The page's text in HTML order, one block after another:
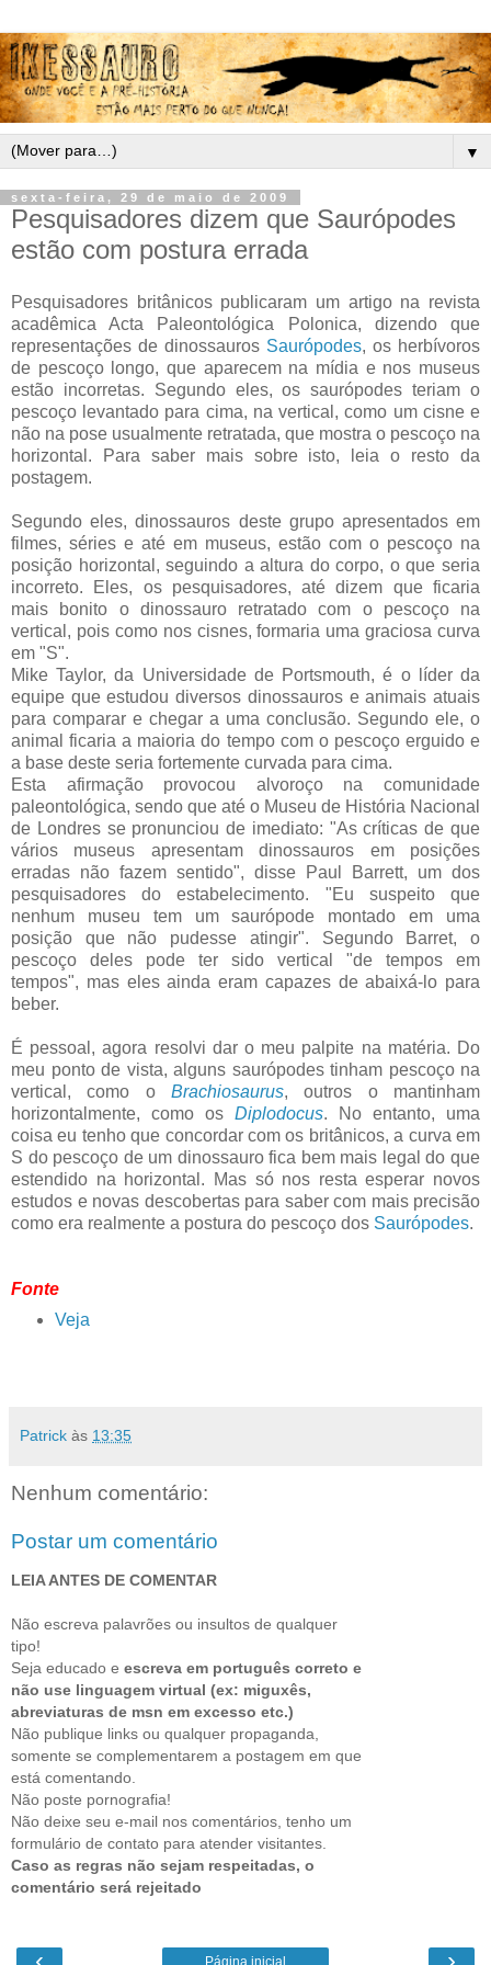
▼
sexta-feira, 29 de maio de 2009
Pesquisadores dizem que Saurópodes
estão com postura errada
Pesquisadores britânicos publicaram um artigo na revista
acadêmica Acta Paleontológica Polonica, dizendo que
representações de dinossauros Saurópodes, os herbívoros
de pescoço longo, que aparecem na mídia e nos museus
estão incorretas. Segundo eles, os saurópodes teriam o
pescoço levantado para cima, na vertical, como um cisne e
não na pose usualmente retratada, que mostra o pescoço na
horizontal. Para saber mais sobre isto, leia o resto da
postagem.
Segundo eles, dinossauros deste grupo apresentados em
filmes, séries e até em museus, estão com o pescoço na
posição horizontal, seguindo a altura do corpo, o que seria
incorreto. Eles, os pesquisadores, até dizem que ficaria
mais bonito o dinossauro retratado com o pescoço na
vertical, pois como nos cisnes, formaria uma graciosa curva
em "S".
Mike Taylor, da Universidade de Portsmouth, é o líder da
equipe que estudou diversos dinossauros e animais atuais
para comparar e chegar a uma conclusão. Segundo ele, o
animal ficaria a maioria do tempo com o pescoço erguido e
a base deste seria fortemente curvada para cima.
Esta afirmação provocou alvoroço na comunidade
paleontológica, sendo que até o Museu de História Nacional
de Londres se pronunciou de imediato: "As críticas de que
vários museus apresentam dinossauros em posições
erradas não fazem sentido", disse Paul Barrett, um dos
pesquisadores do estabelecimento. "Eu suspeito que
nenhum museu tem um saurópode montado em uma
posição que não pudesse atingir". Segundo Barret, o
pescoço deles pode ter sido vertical "de tempos em
tempos", mas eles ainda eram capazes de abaixá-lo para
beber.
É pessoal, agora resolvi dar o meu palpite na matéria. Do
meu ponto de vista, alguns saurópodes tinham pescoço na
vertical, como o Brachiosaurus, outros o mantinham
horizontalmente, como os Diplodocus. No entanto, uma
coisa eu tenho que concordar com os britânicos, a curva em
S do pescoço de um dinossauro fica bem mais legal do que
estendido na horizontal. Mas só nos resta esperar novos
estudos e novas descobertas para saber com mais precisão
como era realmente a postura do pescoço dos Saurópodes.
Fonte
Veja
Patrick às 13:35
Nenhum comentário:
Postar um comentário
LEIA ANTES DE COMENTAR
Não escreva palavrões ou insultos de qualquer
tipo!
Seja educado e escreva em português correto e
não use linguagem virtual (ex: miguxês,
abreviaturas de msn em excesso etc.)
Não publique links ou qualquer propaganda,
somente se complementarem a postagem em que
está comentando.
Não poste pornografia!
Não deixe seu e-mail nos comentários, tenho um
formulário de contato para atender visitantes.
Caso as regras não sejam respeitadas, o
comentário será rejeitado
Página inicial